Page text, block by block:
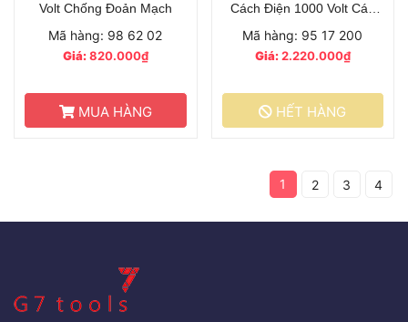
Volt Chống Đoản Mạch
Mã hàng: 98 62 02
Giá:820.000₫
MUA HÀNG
Cách Điện 1000 Volt Cán
Đúc
Mã hàng: 95 17 200
Giá:2.220.000₫
HẾT HÀNG
1 2 3 4